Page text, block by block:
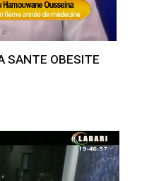
SANTE OBESITE